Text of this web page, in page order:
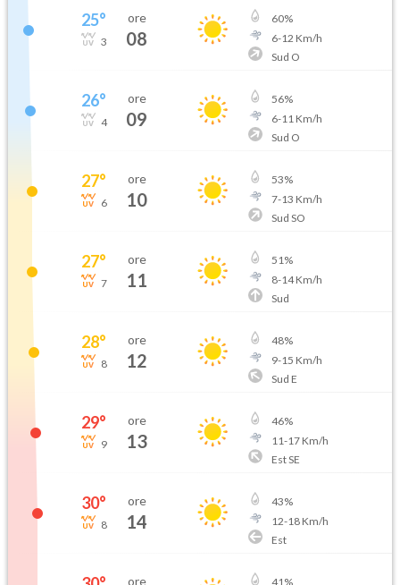
25°
3
ore
08
60%
6-12 Km/h
Sud O
26°
4
ore
09
56%
6-11 Km/h
Sud O
27°
6
ore
10
53%
7-13 Km/h
Sud SO
27°
7
ore
11
51%
8-14Km/h
Sud
28°
8
ore
12
48%
9-15 Km/h
Sud E
29°
9
ore
13
46%
11-17Km/h
Est SE
30°
8
ore
14
43%
12-18Km/h
Est
ore 41 %